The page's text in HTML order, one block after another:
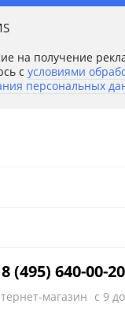
на получение
с условиями
персональных
8 (495) 640-00-20
магазин с 9